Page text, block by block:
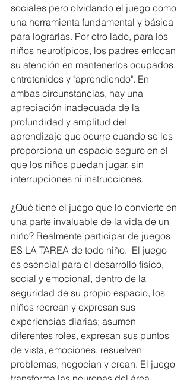
sociales pero olvidando el juego como
una herramienta fundamental y básica
para lograrlas. Por otro lado, para los
niños neurotípicos, los padres enfocan
su atención en mantenerlos ocupados,
entretenidos y "aprendiendo". En
ambas circunstancias, hay una
apreciación inadecuada de la
profundidad y amplitud del
aprendizaje que ocurre cuando se les
proporciona un espacio seguro en el
que los niños puedan jugar, sin
interrupciones ni instrucciones.
¿Qué tiene el juego que lo convierte en
una parte invaluable de la vida de un
niño? Realmente participar de juegos
ES LA TAREA de todo niño.  El juego
es esencial para el desarrollo físico,
social y emocional, dentro de la
seguridad de su propio espacio, los
niños recrean y expresan sus
experiencias diarias; asumen
diferentes roles, expresan sus puntos
de vista, emociones, resuelven
problemas, negocian y crean. El juego